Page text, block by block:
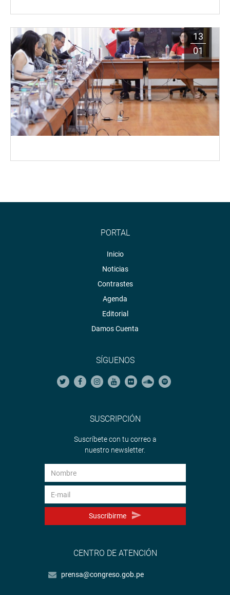
13
01
PORTAL
Inicio
Noticias
Contrastes
Agenda
Editorial
Damos Cuenta
SÍGUENOS
SUSCRIPCIÓN
Suscríbete con tu correo a
nuestro newsletter.
Suscribirme
CENTRO DE ATENCIÓN
prensa@congreso.gob.pe